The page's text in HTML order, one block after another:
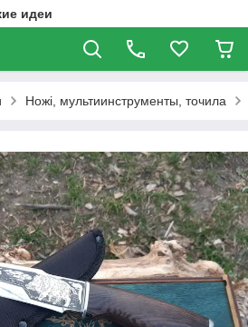
идеи
Ножі, мультиинструменты, точила